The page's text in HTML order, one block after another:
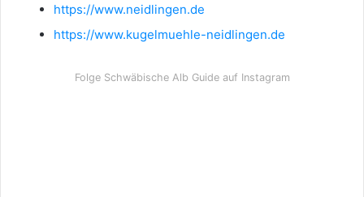
https://www.neidlingen.de
https://www.kugelmuehle-neidlingen.de
Folge Schwäbische Alb Guide auf Instagram